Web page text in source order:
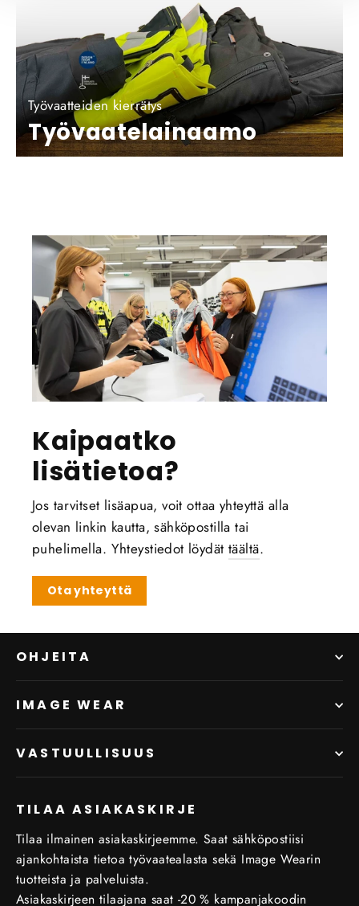
Työvaatteiden kierrätys
Työvaatelainaamo
Kaipaatko
lisätietoa?
Jos tarvitset lisäapua, voit ottaa yhteyttä alla
olevan linkin kautta, sähköpostilla tai
puhelimella. Yhteystiedot löydättäältä.
Ota yhteyttä
OHJEITA
IMAGE WEAR
VASTUULLISUUS
TILAA ASIAKASKIRJE
Tilaa ilmainen asiakaskirjeemme. Saat sähköpostiisi
ajankohtaista tietoa työvaatealasta sekä Image Wearin
tuotteista ja palveluista.
Asiakaskirjeen tilaajana saat -20 % kampanjakoodin